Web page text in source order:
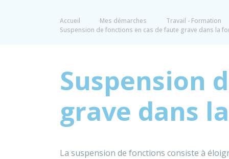
Accueil Mes démarches Travail - Formation
Suspension de fonctions en cas de faute grave dans la
Suspension
grave dans
La suspension de fonctions consiste à